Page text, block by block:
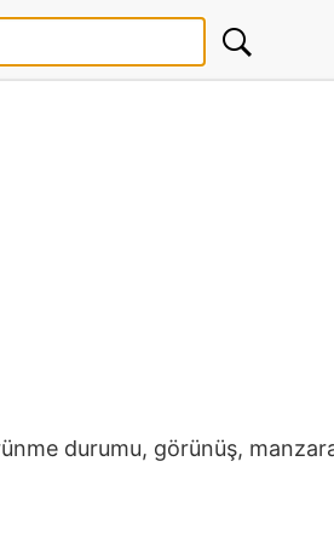
durumu, görünüş,